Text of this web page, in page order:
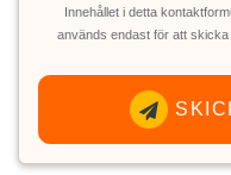
Innehållet i detta
används endast för att skicka